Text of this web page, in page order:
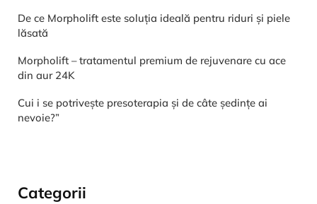
De ce Morpholift este soluția ideală pentru riduri și piele
lăsată
Morpholift – tratamentul premium de rejuvenare cu ace
din aur 24K
Cui i se potrivește presoterapia și de câte ședințe ai
nevoie?”
Categorii